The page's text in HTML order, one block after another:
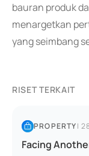
bauran produk
menargetkan
yang seimbang
RISET TERKAIT
PROPERTY|
Facing